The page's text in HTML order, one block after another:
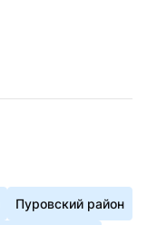
Пуровский район